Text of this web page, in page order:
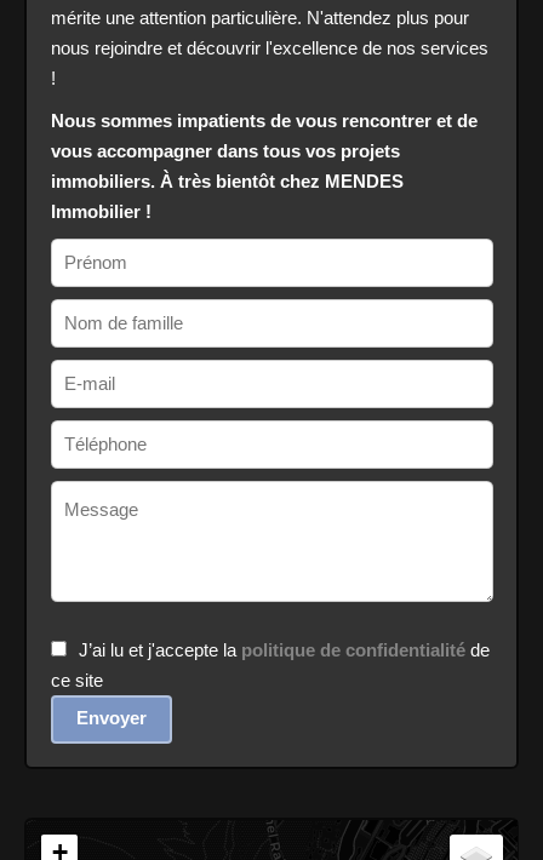
mérite une attention particulière. N'attendez plus pour
nous rejoindre et découvrir l'excellence de nos services
!
Nous sommes impatients de vous rencontrer et de
vous accompagner dans tous vos projets
immobiliers. À très bientôt chez MENDES
Immobilier !
J’ai lu et j'accepte la politique de confidentialitéde
ce site
Envoyer
+